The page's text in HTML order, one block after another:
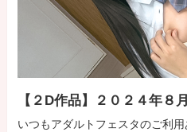
【２D作品】２０２４年８
いつもアダルトフェスタのご利